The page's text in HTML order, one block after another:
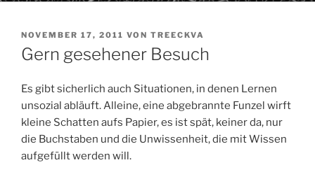
VERÖFFENTLICHT
AM
NOVEMBER 17, 2011 VON TREECKVA
Gern gesehener Besuch
Es gibt sicherlich auch Situationen, in denen Lernen
unsozial abläuft. Alleine, eine abgebrannte Funzel wirft
kleine Schatten aufs Papier, es ist spät, keiner da, nur
die Buchstaben und die Unwissenheit, die mit Wissen
aufgefüllt werden will.